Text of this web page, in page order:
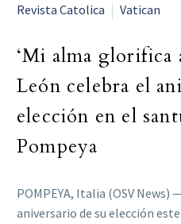
Revista Catolica
Vatican
‘Mi alma glorifica
León celebra el
elección en el
Pompeya
POMPEYA, Italia (OSV News)
aniversario de su elección